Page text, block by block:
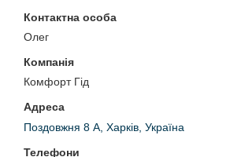
Олег
Комфорт Гід
Поздовжня 8 А, Харків, Україна